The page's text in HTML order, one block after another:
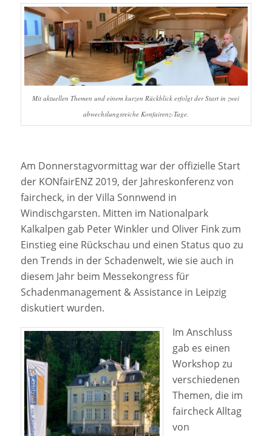
Mit aktuellen Themen und einem kurzen Rückblick erfolgt der Start in zwei
abwechslungsreiche Konfairenz-Tage.
Am Donnerstagvormittag war der offizielle Start
der KONfairENZ 2019, der Jahreskonferenz von
faircheck, in der Villa Sonnwend in
Windischgarsten. Mitten im Nationalpark
Kalkalpen gab Peter Winkler und Oliver Fink zum
Einstieg eine Rückschau und einen Status quo zu
den Trends in der Schadenwelt, wie sie auch in
diesem Jahr beim Messekongress für
Schadenmanagement & Assistance in Leipzig
diskutiert wurden.
Im Anschluss
gab es einen
Workshop zu
verschiedenen
Themen, die im
faircheck Alltag
von